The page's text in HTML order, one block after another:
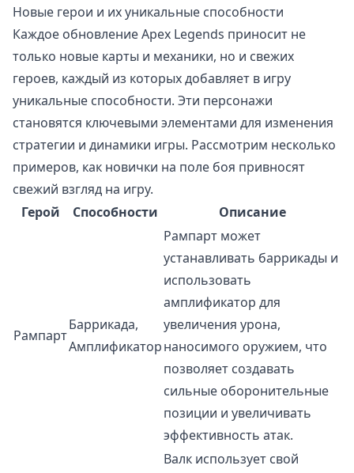
Новые герои и их уникальные способности
Каждое обновление Apex Legends приносит не
только новые карты и механики, но и свежих
героев, каждый из которых добавляет в игру
уникальные способности. Эти персонажи
становятся ключевыми элементами для изменения
стратегии и динамики игры. Рассмотрим несколько
примеров, как новички на поле боя привносят
свежий взгляд на игру.
Герой
Способности Описание
Рампарт
Баррикада,
Амплификатор
Рампарт может
устанавливать баррикады и
использовать
амплификатор для
увеличения урона,
наносимого оружием, что
позволяет создавать
сильные оборонительные
позиции и увеличивать
эффективность атак.
Валк использует свой